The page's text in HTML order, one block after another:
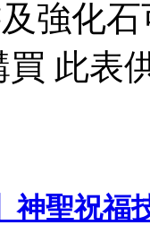
強化
此表
神聖祝福